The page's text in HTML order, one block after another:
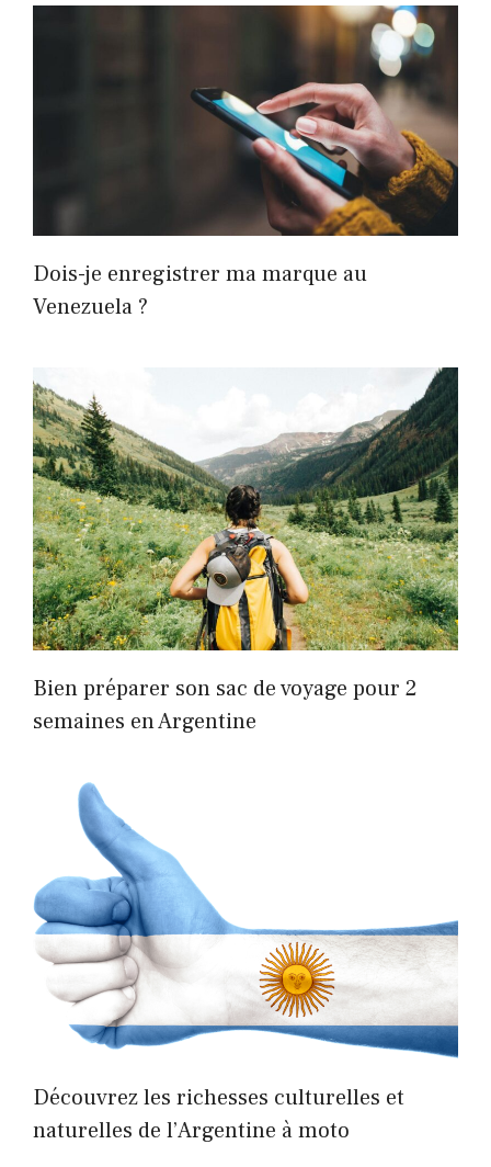
Dois-je enregistrer ma marque au
Venezuela ?
Bien préparer son sac de voyage pour 2
semaines en Argentine
Découvrez les richesses culturelles et
naturelles de l’Argentine à moto